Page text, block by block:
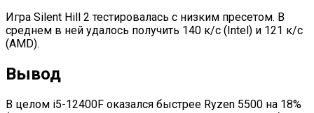
Игра Silent Hill 2 тестировалась с низким пресетом. В
среднем в ней удалось получить 140 к/с (Intel) и 121 к/с
(AMD).
Вывод
В целом i5-12400F оказался быстрее Ryzen 5500 на 18%